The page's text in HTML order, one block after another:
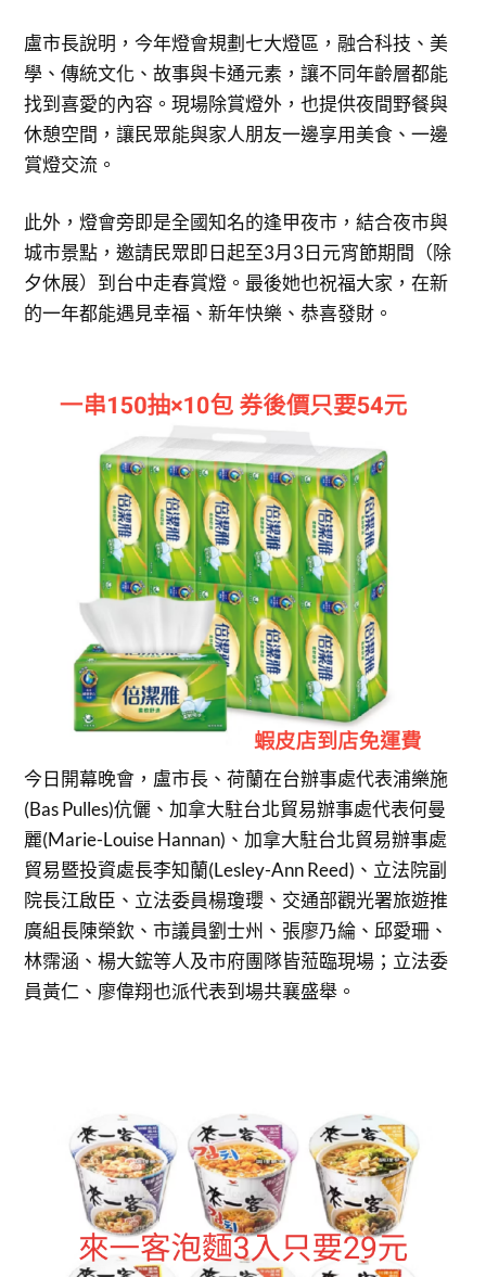
盧市長說明，今年燈會規劃七大燈區，融合科技、美
學、傳統文化、故事與卡通元素，讓不同年齡層都能
找到喜愛的內容。現場除賞燈外，也提供夜間野餐與
休憩空間，讓民眾能與家人朋友一邊享用美食、一邊
賞燈交流。
此外，燈會旁即是全國知名的逢甲夜市，結合夜市與
城市景點，邀請民眾即日起至3月3日元宵節期間（除
夕休展）到台中走春賞燈。最後她也祝福大家，在新
的一年都能遇見幸福、新年快樂、恭喜發財。
今日開幕晚會，盧市長、荷蘭在台辦事處代表浦樂施
(Bas Pulles)伉儷、加拿大駐台北貿易辦事處代表何曼
麗(Marie-Louise Hannan)、加拿大駐台北貿易辦事處
貿易暨投資處長李知蘭(Lesley-Ann Reed)、立法院副
院長江啟臣、立法委員楊瓊瓔、交通部觀光署旅遊推
廣組長陳榮欽、市議員劉士州、張廖乃綸、邱愛珊、
林霈涵、楊大鋐等人及市府團隊皆蒞臨現場；立法委
員黃仁、廖偉翔也派代表到場共襄盛舉。